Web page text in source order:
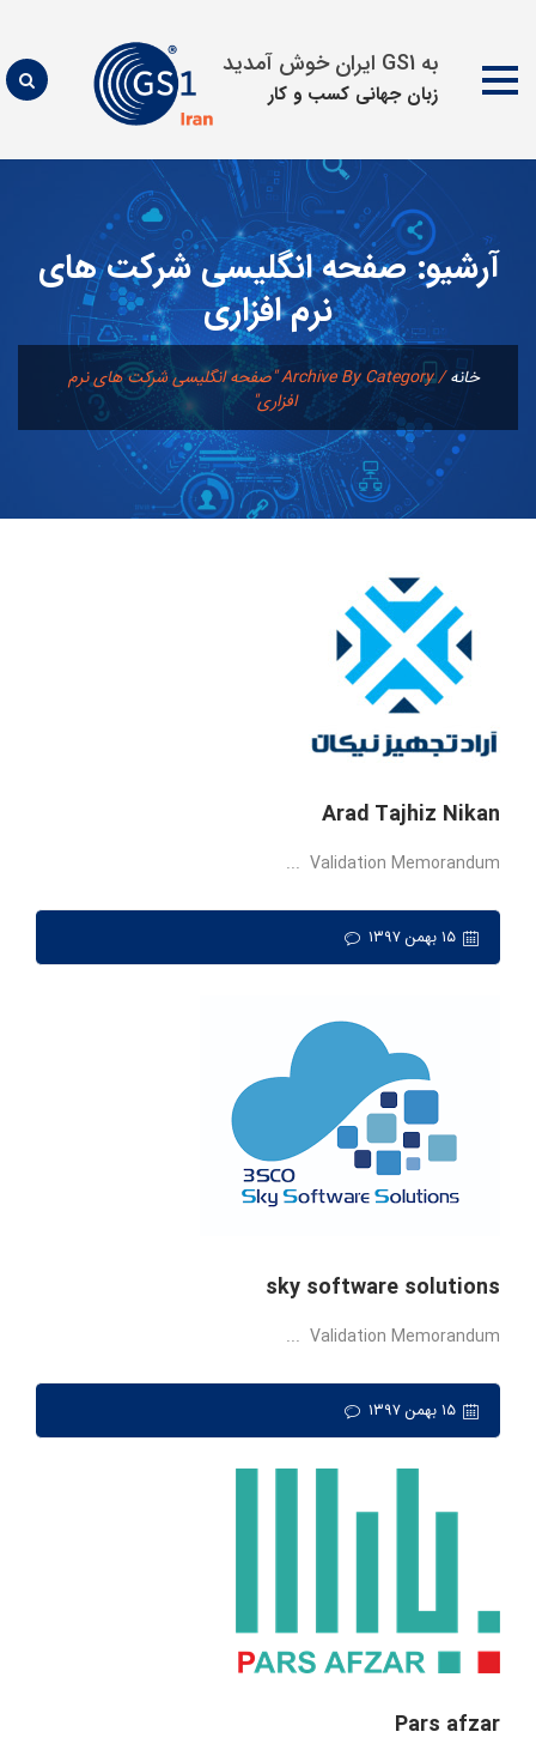
به GS1 ایران خوش آمدید
زبان جهانی كسب و كار
محتوا
آرشیو:صفحه انگلیسی شرکت های
نرم افزاری
خانه/
Archive By Category "صفحه انگلیسی شرکت های نرم
افزاری"
Arad Tajhiz Nikan
Validation Memorandum ...
۱۵ بهمن ۱۳۹۷
sky software solutions
Validation Memorandum ...
۱۵ بهمن ۱۳۹۷
Pars afzar